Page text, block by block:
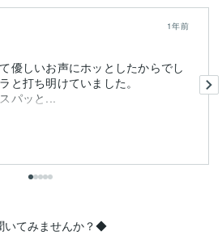
1年前
優しいお声にホッとしたからでし
と打ち明けていました。
パッと...
いてみませんか？◆